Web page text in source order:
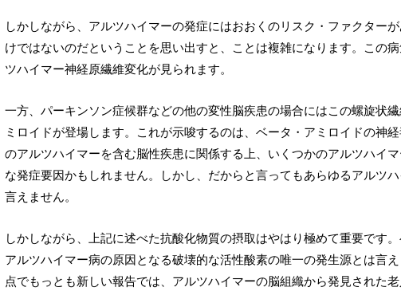
しかしながら、アルツハイマーの発症にはおおくのリスク・ファクター
けではないのだということを思い出すと、ことは複雑になります。この
ツハイマー神経原繊維変化が見られます。
一方、パーキンソン症候群などの他の変性脳疾患の場合にはこの螺旋状
ミロイドが登場します。これが示唆するのは、ベータ・アミロイドの神
のアルツハイマーを含む脳性疾患に関係する上、いくつかのアルツハイ
な発症要因かもしれません。しかし、だからと言ってもあらゆるアルツ
言えません。
しかしながら、上記に述べた抗酸化物質の摂取はやはり極めて重要です
アルツハイマー病の原因となる破壊的な活性酸素の唯一の発生源とは言
点でもっとも新しい報告では、アルツハイマーの脳組織から発見された